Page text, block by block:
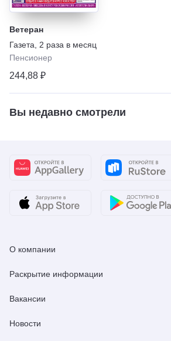
Ветеран
Газета
2 раза в месяц
Пенсионер
244,88 ₽
Вы недавно смотрели
О компании
Раскрытие информации
Вакансии
Новости